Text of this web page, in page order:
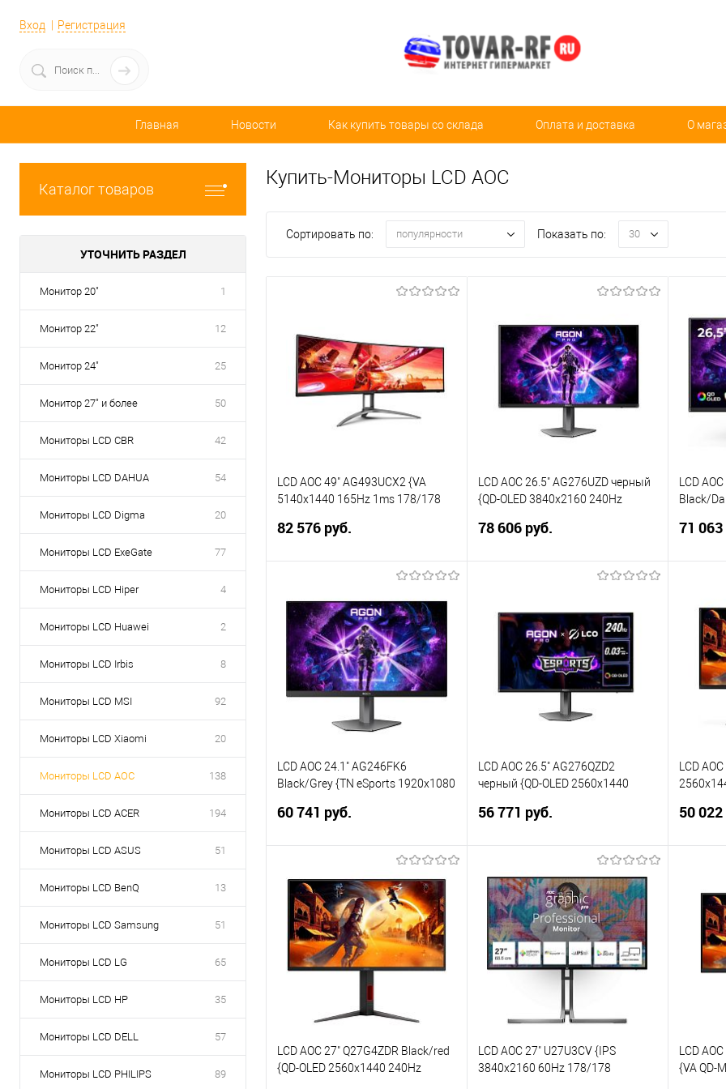
Вход Регистрация
Главная Новости Как купить товары со склада Оплата и доставка О
Каталог товаров
УТОЧНИТЬ РАЗДЕЛ
Монитор 20" 1
Монитор 22" 12
Монитор 24" 25
Монитор 27" и более 50
Мониторы LCD CBR 42
Мониторы LCD DAHUA 54
Мониторы LCD Digma 20
Мониторы LCD ExeGate 77
Мониторы LCD Hiper 4
Мониторы LCD Huawei 2
Мониторы LCD Irbis 8
Мониторы LCD MSI 92
Мониторы LCD Xiaomi 20
Мониторы LCD AOC 138
Мониторы LCD ACER 194
Мониторы LCD ASUS 51
Мониторы LCD BenQ 13
Мониторы LCD Samsung 51
Мониторы LCD LG 65
Мониторы LCD HP 35
Мониторы LCD DELL 57
Мониторы LCD PHILIPS 89
Купить-Мониторы LCD AOC
Сортировать по: популярности Показать по: 30
LCD AOC 49" AG493UCX2 {VA
5140x1440 165Hz 1ms 178/178
3xHDMI2.0 DisplayPort1.4
82 576 руб.
Купить в 1 клик
Сравнение
В избранное
LCD AOC 26.5" AG276UZD черный
{QD-OLED 3840x2160 240Hz
USB USB-C SPK HAS}
78 606 руб.
Купить в 1 клик
Сравнение
В избранное
LCD
Black/
1000cd
71 063
В
LCD AOC 24.1" AG246FK6
Black/Grey {TN eSports 1920x1080
2xHDMI DisplayPort 4xUSB3.2 HAS
60 741 руб.
В корзину
Купить в 1 клик
Сравнение
В избранное
LCD AOC 26.5" AG276QZD2
черный {QD-OLED 2560x1440
2xDisplayPort 2xUSB3.2 Speakers
56 771 руб.
В корзину
Купить в 1 клик
Сравнение
В избранное
LCD
Internal
50 022
В
LCD AOC 27" Q27G4ZDR Black/red
{QD-OLED 2560x1440 240Hz
LCD AOC 27" U27U3CV {IPS
3840x2160 60Hz 178/178
LCD
{VA QD-